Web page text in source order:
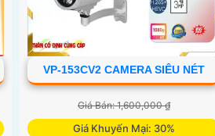
VP-153CV2 CAMERA SIÊU NÉT
Giá Bán: 1,600,000 ₫
Giá Khuyến Mại: 30%